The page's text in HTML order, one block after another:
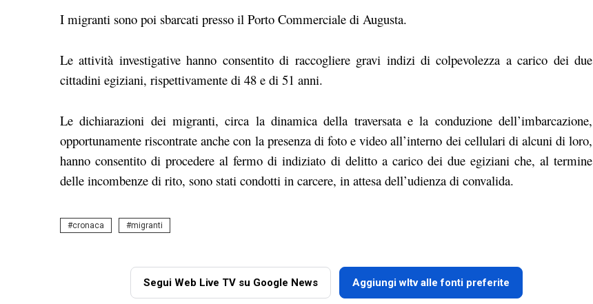
I migranti sono poi sbarcati presso il Porto Commerciale di Augusta.
Le attività investigative hanno consentito di raccogliere gravi indizi di colpevolezza a carico dei due
cittadini egiziani, rispettivamente di 48 e di 51 anni.
Le dichiarazioni dei migranti, circa la dinamica della traversata e la conduzione dell’imbarcazione,
opportunamente riscontrate anche con la presenza di foto e video all’interno dei cellulari di alcuni di loro,
hanno consentito di procedere al fermo di indiziato di delitto a carico dei due egiziani che, al termine
delle incombenze di rito, sono stati condotti in carcere, in attesa dell’udienza di convalida.
cronaca migranti
Segui Web Live TV su Google News Aggiungi wltv alle fonti preferite